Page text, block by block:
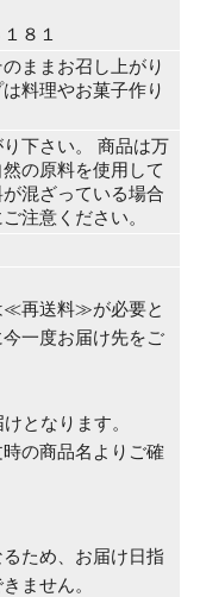
８１
ままお召し上がり
料理やお菓子作り
下さい。 商品は万
の原料を使用して
混ざっている場合
注意ください。
≪再送料≫が必要と
一度お届け先をご
となります。
の商品名よりご確
ため、お届け日指
ません。